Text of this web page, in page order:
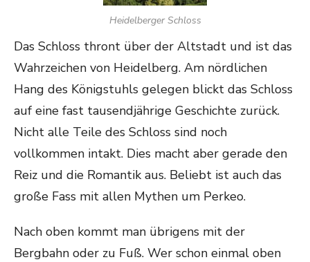
Heidelberger Schloss
Das Schloss thront über der Altstadt und ist das
Wahrzeichen von Heidelberg. Am nördlichen
Hang des Königstuhls gelegen blickt das Schloss
auf eine fast tausendjährige Geschichte zurück.
Nicht alle Teile des Schloss sind noch
vollkommen intakt. Dies macht aber gerade den
Reiz und die Romantik aus. Beliebt ist auch das
große Fass mit allen Mythen um Perkeo.
Nach oben kommt man übrigens mit der
Bergbahn oder zu Fuß. Wer schon einmal oben